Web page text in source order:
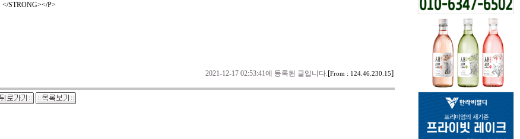
</STRONG></P>
2021-12-17 02:53:41에 등록된 글입니다.[From : 124.46.230.15]